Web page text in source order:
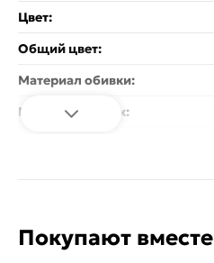
Цвет:
Общий цвет:
Материал обивки:
Материал ножек:
Спинка кровати:
Покупают вместе